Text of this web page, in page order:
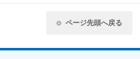
ページ先頭へ戻る